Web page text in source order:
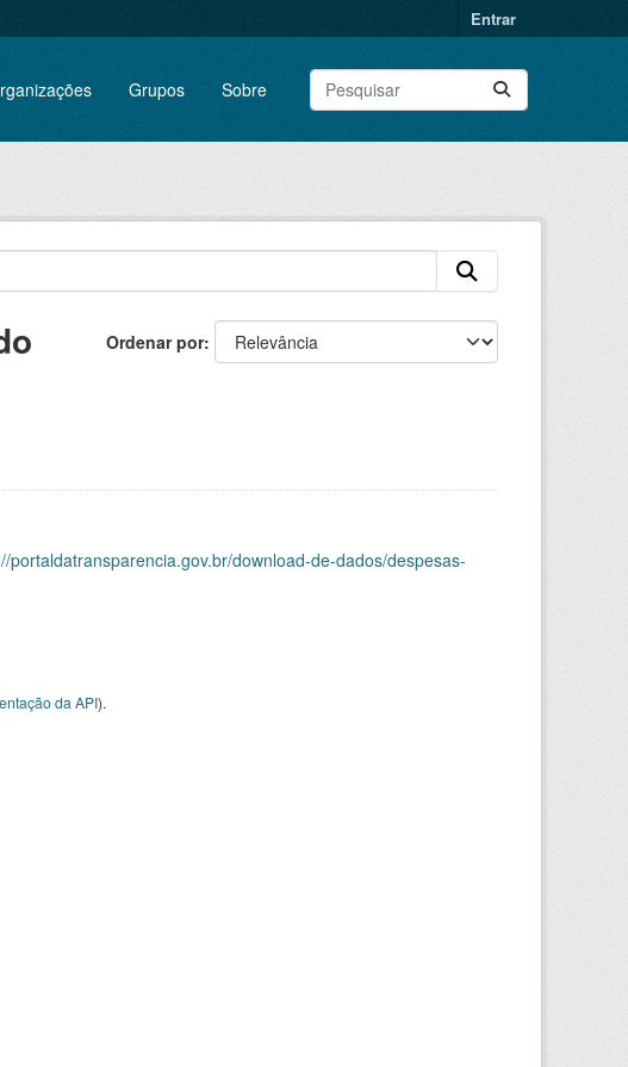
Entrar
Grupos Sobre
Ordenar por
portaldatransparencia.gov.br/download-de-dados/despesas-
da API).